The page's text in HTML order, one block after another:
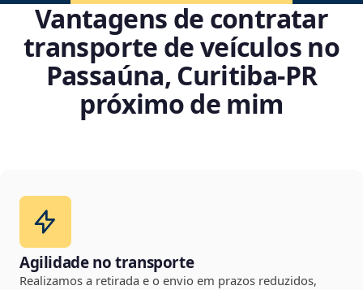
Vantagens de contratar
transporte de veículos no
Passaúna, Curitiba‑PR
próximo de mim
Agilidade no transporte
Realizamos a retirada e o envio em prazos reduzidos,